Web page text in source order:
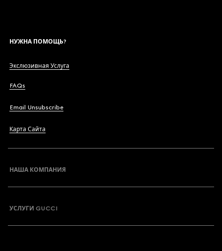
НУЖНА ПОМОЩЬ?
Экслюзивная Услуга
FAQs
Email Unsubscribe
Карта Сайта
НАША КОМПАНИЯ
УСЛУГИ GUCCI